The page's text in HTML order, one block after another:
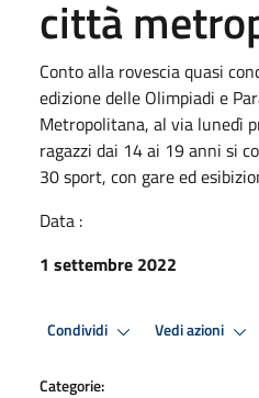
città
Conto alla rovescia quasi
edizione delle Olimpiadi e
Metropolitana, al via lunedì
ragazzi dai 14 ai 19 anni si
30 sport, con gare ed
Data :
1 settembre 2022
Condividi Vedi azioni
Categorie: